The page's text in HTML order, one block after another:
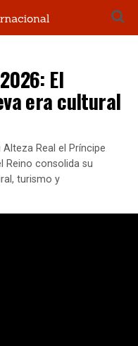
El
era cultural
Real el Príncipe
Reino consolida su
turismo y